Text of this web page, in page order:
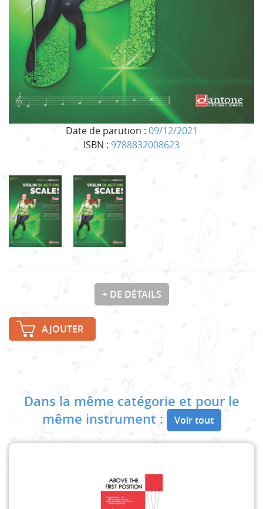
Date de parution : 09/12/2021
ISBN : 9788832008623
+ DE DÉTAILS
AJOUTER
Dans la même catégorie et pour le
même instrument :
Voir tout